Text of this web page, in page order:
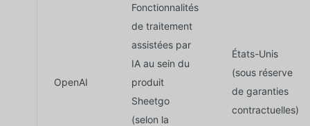
OpenAI
Fonctionnalités
de traitement
assistées par
IA au sein du
produit
Sheetgo
(selon la
États-Unis
(sous réserve
de garanties
contractuelles)